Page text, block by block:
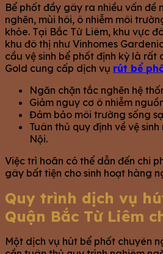
Bể phốt đầy gây ra nhiều vấn đề
nghẽn, mùi hôi, ô nhiễm môi
khỏe. Tại Bắc Từ Liêm, khu vực
khu đô thị như Vinhomes
cầu vệ sinh bể phốt định kỳ là rất
Gold cung cấp dịch vụ rút bể
Ngăn chặn tắc nghẽn hệ
Giảm nguy cơ ô nhiễm
Đảm bảo môi trường sống
Tuân thủ quy định về vệ
Nội.
Việc trì hoãn có thể dẫn đến chi
gây bất tiện cho sinh hoạt hàng
Quy trình dịch vụ
Quận Bắc Từ Liêm
Một dịch vụ hút bể phốt chuyên